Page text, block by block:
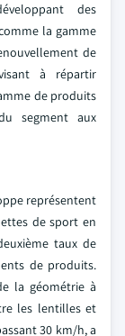
des
la gamme
de
à répartir
de produits
segment aux
représentent
de sport en
taux de
de produits.
la géométrie à
les lentilles et
30 km/h, a